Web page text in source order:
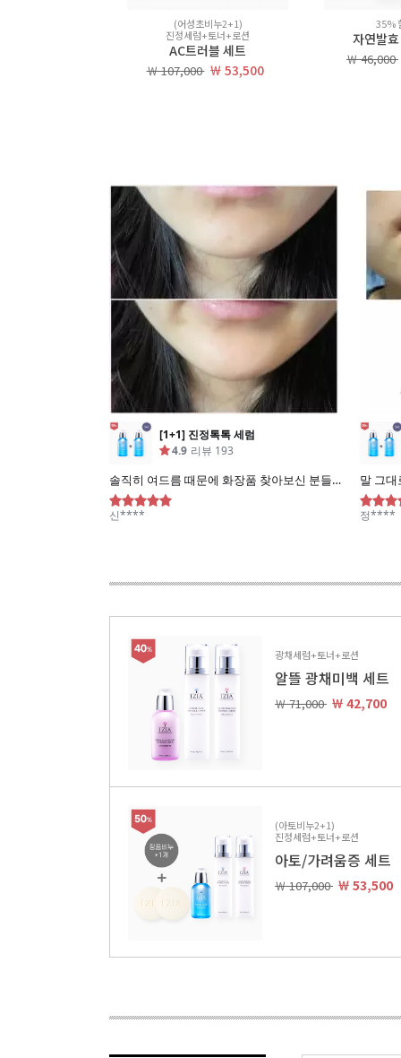
(어성초비누2+1)
진정세럼+토너+로션
AC트러블 세트
￦ 107,000 ￦ 53,500
35%
자연발
￦ 46,000
광채세럼+토너+로션
알뜰 광채미백 세트
￦ 71,000 ￦ 42,700
(아토비누2+1)
진정세럼+토너+로션
아토/가려움증 세트
￦ 107,000 ￦ 53,500